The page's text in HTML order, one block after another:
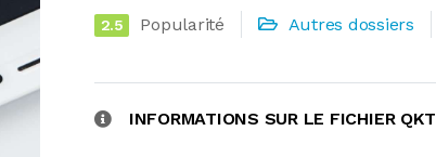
2.5 Popularité Autres dossiers
INFORMATIONS SUR LE FICHIER QKT